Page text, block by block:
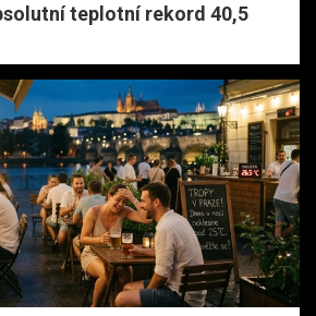
teplotní rekord 40,5